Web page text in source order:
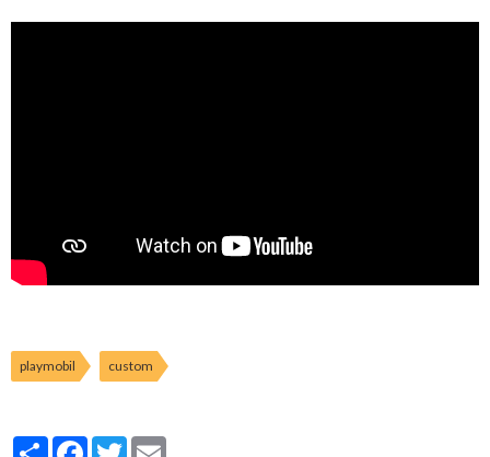
playmobil custom
PartagerFacebook
Twitter